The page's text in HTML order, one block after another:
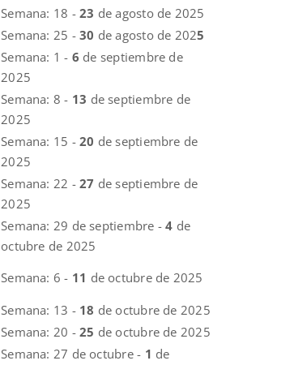
Semana: 18 -23 de agosto de 2025
Semana: 25 -30 de agosto de 2025
Semana: 1 - 6 de septiembre de
2025
Semana: 8 - 13 de septiembre de
2025
Semana: 15 -20 de septiembre de
2025
Semana: 22 -27 de septiembre de
2025
Semana: 29 de septiembre -4 de
octubre de 2025
Semana: 6 - 11 de octubre de 2025
Semana: 13 - 18 de octubre de 2025
Semana: 20 -25 de octubre de 2025
Semana: 27 de octubre - 1 de